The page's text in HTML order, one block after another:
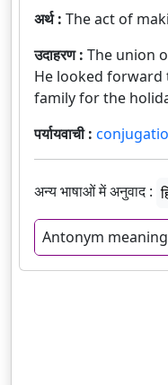
अर्थ : The act of
उदाहरण : The union
He looked
family for the
पर्यायवाची :
अन्य भाषाओं में अनुवाद :
Antonym meaning